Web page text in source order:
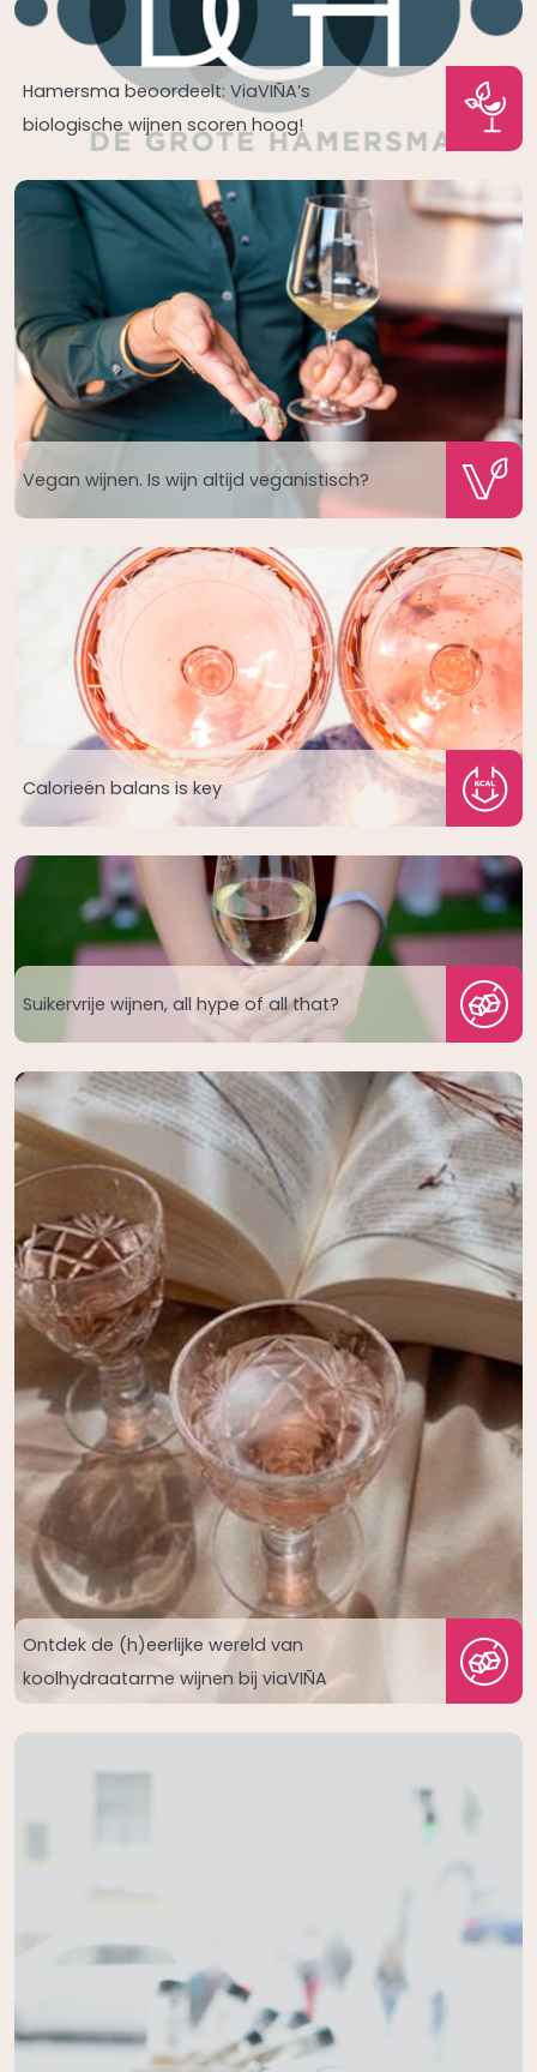
Hamersma beoordeelt: ViaVIÑA’s
biologische wijnen scoren hoog!
Vegan wijnen. Is wijn altijd veganistisch?
Calorieën balans is key
Suikervrije wijnen, all hype of all that?
Ontdek de (h)eerlijke wereld van
koolhydraatarme wijnen bij viaVIÑA